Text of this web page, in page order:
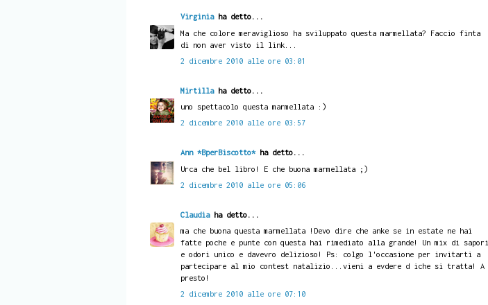
Virginiaha detto...
Ma che colore meraviglioso ha sviluppato questa marmellata? Faccio finta
di non aver visto il link...
2 dicembre 2010 alle ore 03:01
Mirtillaha detto...
uno spettacolo questa marmellata :)
2 dicembre 2010 alle ore 03:57
Ann *BperBiscotto*ha detto...
Urca che bel libro! E che buona marmellata ;)
2 dicembre 2010 alle ore 05:06
Claudiaha detto...
ma che buona questa marmellata !Devo dire che anke se in estate ne hai
fatte poche e punte con questa hai rimediato alla grande! Un mix di sapori
e odori unico e davevro delizioso! Ps: colgo l'occasione per invitarti a
partecipare al mio contest natalizio...vieni a evdere d iche si tratta! A
presto!
2 dicembre 2010 alle ore 07:10